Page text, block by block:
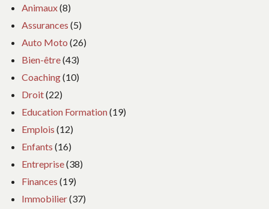
Animaux(8)
Assurances (5)
Auto Moto (26)
Bien-être(43)
Coaching(10)
Droit(22)
Education Formation(19)
Emplois (12)
Enfants (16)
Entreprise(38)
Finances (19)
Immobilier(37)